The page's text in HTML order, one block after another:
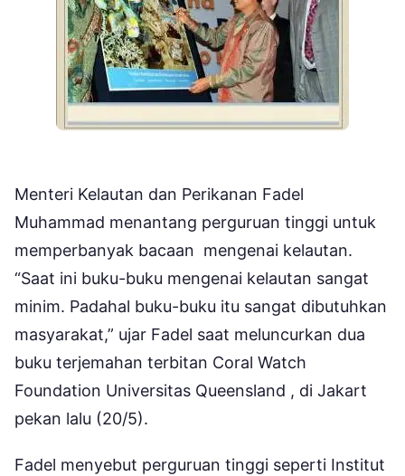
Menteri Kelautan dan Perikanan Fadel
Muhammad menantang perguruan tinggi untuk
memperbanyak bacaan mengenai kelautan.
“Saat ini buku-buku mengenai kelautan sangat
minim. Padahal buku-buku itu sangat dibutuhkan
masyarakat,” ujar Fadel saat meluncurkan dua
buku terjemahan terbitan Coral Watch
Foundation Universitas Queensland , di Jakart
pekan lalu (20/5).
Fadel menyebut perguruan tinggi seperti Institut